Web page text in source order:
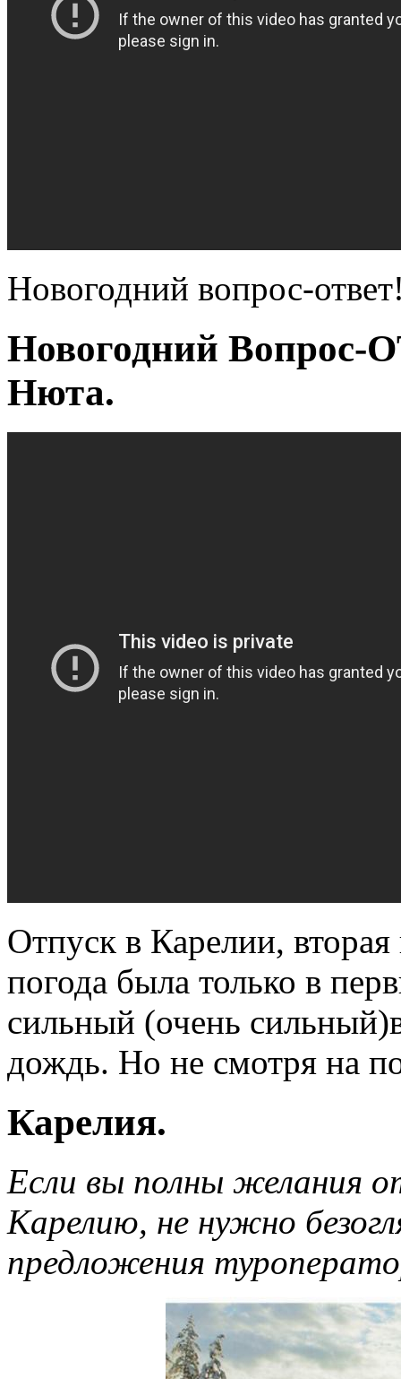
Новогодний вопрос-
Новогодний
Нюта.
Отпуск в Карелии,
погода была только в
сильный (очень
дождь. Но не смотря на
Карелия.
Если вы полны желания
Карелию, не нужно
предложения